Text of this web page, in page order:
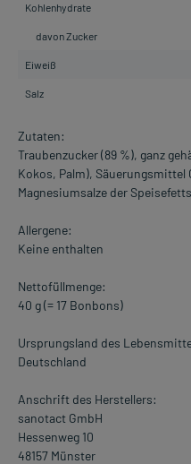
Kohlenhydrate
davon Zucker
Eiweiß
Salz
Zutaten:
Traubenzucker (89 %), ganz
Kokos, Palm),
Magnesiumsalze der
Allergene:
Keine enthalten
Nettofüllmenge:
40 g (= 17 Bonbons)
Ursprungsland des
Deutschland
Anschrift des Herstellers:
sanotact GmbH
Hessenweg 10
48157 Münster